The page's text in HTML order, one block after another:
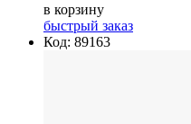
в корзину
быстрый заказ
Код: 89163